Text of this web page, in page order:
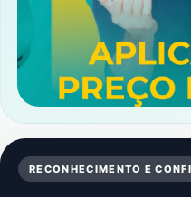
RECONHECIMENTO E